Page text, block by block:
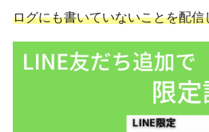
ログにも書いていないことを配信